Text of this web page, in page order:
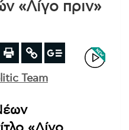
«Λίγο πριν»
Team